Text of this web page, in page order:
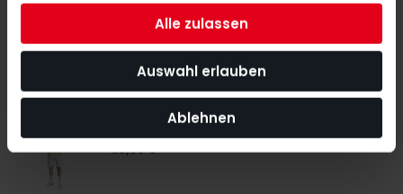
Alle zulassen
Auswahl erlauben
Ablehnen
oder
50,00 €
adidas PADEL T-Shirt Green
35,00 €